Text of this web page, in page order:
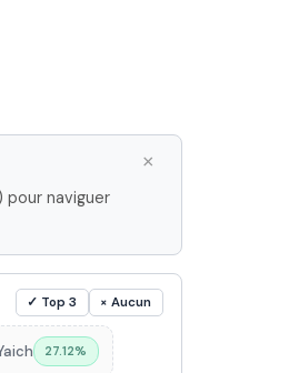
pour naviguer
×
✓ Top 3 × Aucun
27.12%